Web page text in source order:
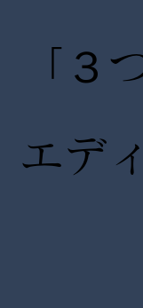
「３
エデ